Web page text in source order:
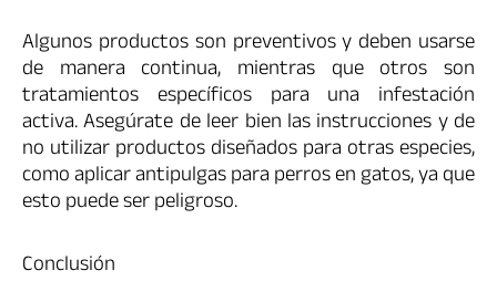
Algunos productos son preventivos y deben usarse
de manera continua, mientras que otros son
tratamientos específicos para una infestación
activa. Asegúrate de leer bien las instrucciones y de
no utilizar productos diseñados para otras especies,
como aplicar antipulgas para perros en gatos, ya que
esto puede ser peligroso.
Conclusión